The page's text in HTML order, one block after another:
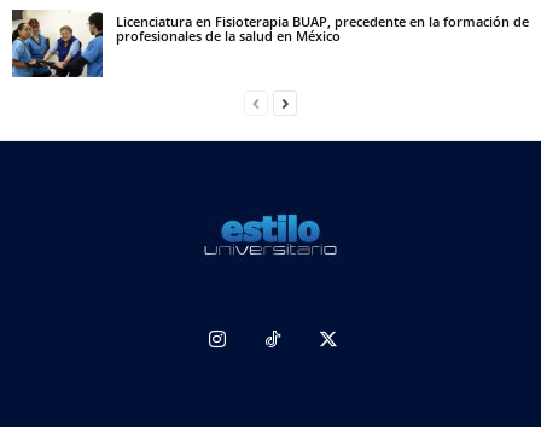
Licenciatura en Fisioterapia BUAP, precedente en la formación de
profesionales de la salud en México